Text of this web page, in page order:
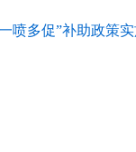
喷多促”补助政策